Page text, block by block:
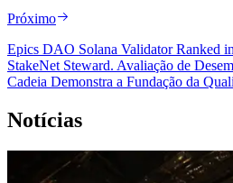
Próximo
Epics DAO Solana Validator Ranked
StakeNet Steward. Avaliação de
Cadeia Demonstra a Fundação da
Notícias